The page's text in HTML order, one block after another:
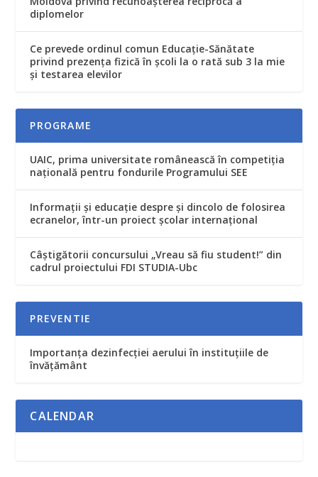
diplomelor
Ce prevede ordinul comun Educaţie-Sănătate
privind prezenţa fizică în şcoli la o rată sub 3 la mie
şi testarea elevilor
PROGRAME
UAIC, prima universitate românească în competiţia
naţională pentru fondurile Programului SEE
Informaţii şi educaţie despre şi dincolo de folosirea
ecranelor, într-un proiect şcolar internaţional
Câștigătorii concursului „Vreau să fiu student!” din
cadrul proiectului FDI STUDIA-Ubc
PREVENTIE
Importanța dezinfecției aerului în instituțiile de
învățământ
CALENDAR